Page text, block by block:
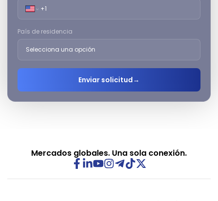
País de residencia
Enviar solicitud→
Mercados globales. Una sola conexión.